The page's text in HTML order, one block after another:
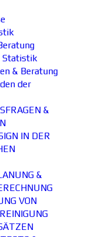
Statistik
& Beratung
der
&
IN DER
&
VON